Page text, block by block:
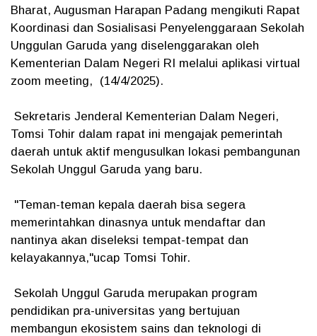
Bharat, Augusman Harapan Padang mengikuti Rapat
Koordinasi dan Sosialisasi Penyelenggaraan Sekolah
Unggulan Garuda yang diselenggarakan oleh
Kementerian Dalam Negeri RI melalui aplikasi virtual
zoom meeting, (14/4/2025).
Sekretaris Jenderal Kementerian Dalam Negeri,
Tomsi Tohir dalam rapat ini mengajak pemerintah
daerah untuk aktif mengusulkan lokasi pembangunan
Sekolah Unggul Garuda yang baru.
"Teman-teman kepala daerah bisa segera
memerintahkan dinasnya untuk mendaftar dan
nantinya akan diseleksi tempat-tempat dan
kelayakannya,"ucap Tomsi Tohir.
Sekolah Unggul Garuda merupakan program
pendidikan pra-universitas yang bertujuan
membangun ekosistem sains dan teknologi di